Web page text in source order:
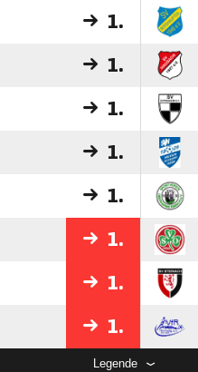
1.
1.
1.
1.
1.
1.
1.
1.
Legende